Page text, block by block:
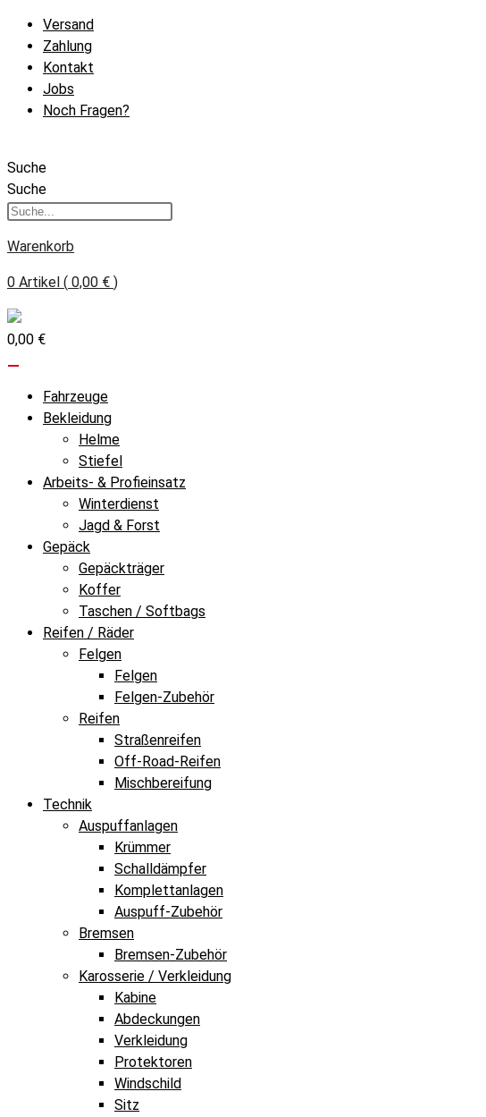
Zum
Inhalt
springen
Versand
Zahlung
Kontakt
Jobs
Noch Fragen?
Suche
Suche
Warenkorb
0 Artikel ( 0,00 € )
0,00 €
Fahrzeuge
Bekleidung
Helme
Stiefel
Arbeits- & Profieinsatz
Winterdienst
Jagd & Forst
Gepäck
Gepäckträger
Koffer
Taschen / Softbags
Reifen / Räder
Felgen
Felgen
Felgen-Zubehör
Reifen
Straßenreifen
Off-Road-Reifen
Mischbereifung
Technik
Auspuffanlagen
Krümmer
Schalldämpfer
Komplettanlagen
Auspuff-Zubehör
Bremsen
Bremsen-Zubehör
Karosserie / Verkleidung
Kabine
Abdeckungen
Verkleidung
Protektoren
Windschild
Sitz